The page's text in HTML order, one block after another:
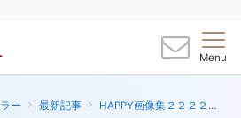
Menu
ー 最新記事 HAPPY画像集２２２２２